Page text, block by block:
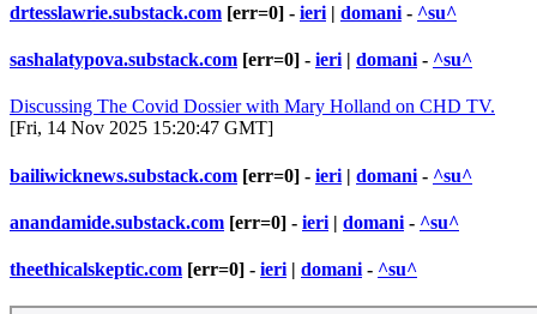
drtesslawrie.substack.com [err=0] - ieri | domani - ^su^
sashalatypova.substack.com [err=0] - ieri | domani - ^su^
Discussing The Covid Dossier with Mary Holland on CHD TV.
[Fri, 14 Nov 2025 15:20:47 GMT]
bailiwicknews.substack.com [err=0] - ieri | domani - ^su^
anandamide.substack.com [err=0] - ieri | domani - ^su^
theethicalskeptic.com [err=0] - ieri | domani - ^su^